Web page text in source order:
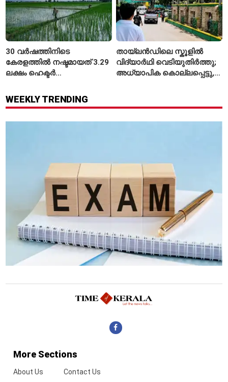
30 വർഷത്തിനിടെ
കേരളത്തിൽ നഷ്ടമായത് 3.29
ലക്ഷം ഹെക്ടർ
തായ്‌ലൻഡിലെ സ്കൂളിൽ
വിദ്യാർഥി വെടിയുതിർത്തു;
അധ്യാപിക കൊല്ലപ്പെട്ടു,
WEEKLY TRENDING
More Sections
About Us Contact Us